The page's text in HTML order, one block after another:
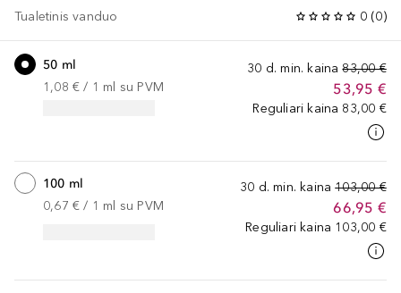
Tualetinis vanduo 0 (0)
30 d. min. kaina 83,00 €
53,95 €
Reguliari kaina 83,00 €
50 ml
1,08 € / 1 ml su PVM
30 d. min. kaina 103,00 €
66,95 €
Reguliari kaina 103,00 €
100 ml
0,67 € / 1 ml su PVM